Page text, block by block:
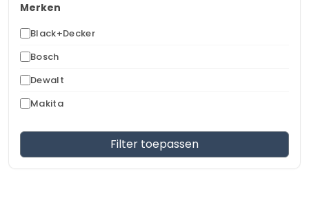
Merken
Black+Decker
Bosch
Dewalt
Makita
Filter toepassen